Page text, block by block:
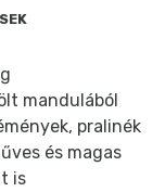
mandulából
pralinék
és magas
is